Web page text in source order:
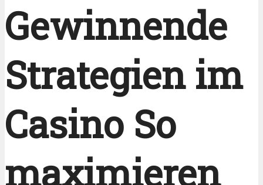
Gewinnende
Strategien im
Casino So
maximieren